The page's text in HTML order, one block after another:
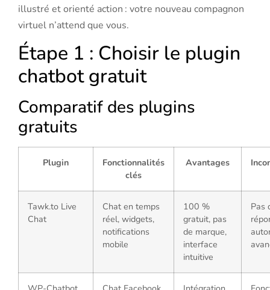
illustré et orienté action : votre nouveau compagnon
virtuel n’attend que vous.
Étape 1 : Choisir le plugin
chatbot gratuit
Comparatif des plugins
gratuits
Plugin
Fonctionnalités
clés
Avantages
Tawk.to Live
Chat
Chat en temps
réel, widgets,
notifications
mobile
100 %
gratuit, pas
de marque,
interface
intuitive
Pas